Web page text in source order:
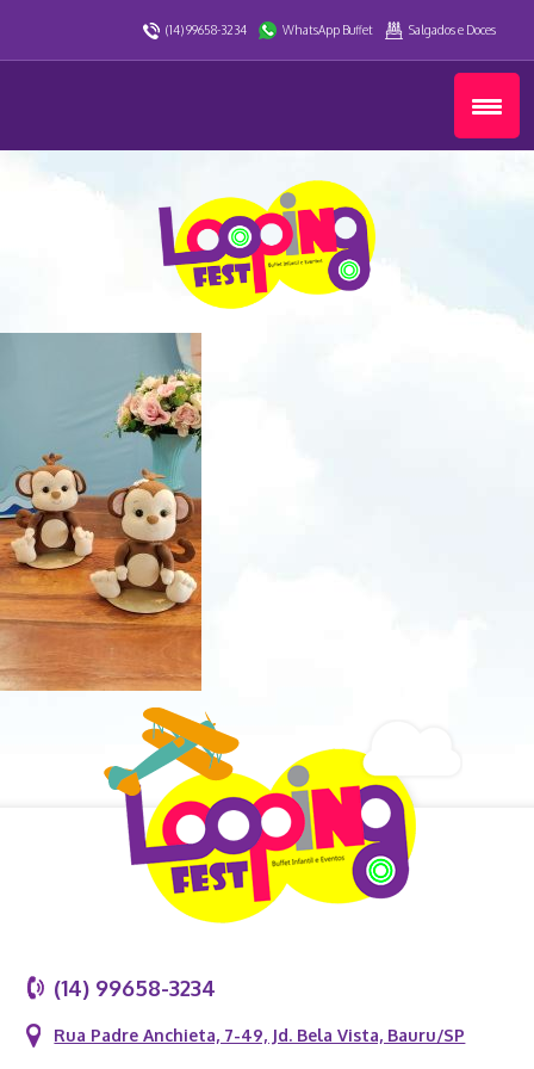
(14) 99658-3234 WhatsApp Buffet Salgados e Doces
(14) 99658-3234
Rua Padre Anchieta, 7-49, Jd. Bela Vista, Bauru/SP